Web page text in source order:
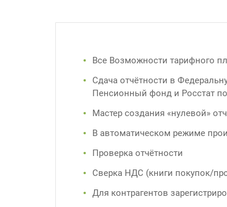
Все Возможности тарифного
Сдача отчётности в
Пенсионный фонд и Росстат
Мастер создания «нулевой»
В автоматическом режиме
Проверка отчётности
Сверка НДС (книги покупок/
Для контрагентов